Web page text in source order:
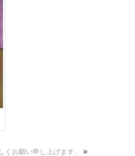
くお願い申し上げます。 »